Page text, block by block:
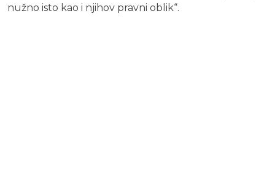
nužno isto kao i njihov pravni oblik“.